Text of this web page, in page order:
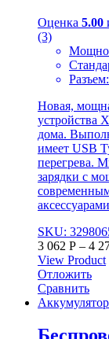
Оценка 5.00
(3)
Новая,
устройства
дома.
имеет USB
перегрева.
зарядки с
SKU:
3 062 Р – 4
View Product
Отложить
Сравнить